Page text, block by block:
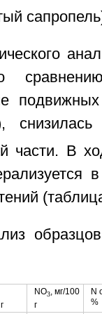
снизилась
части. В
NO3, мг/100
г
N
%